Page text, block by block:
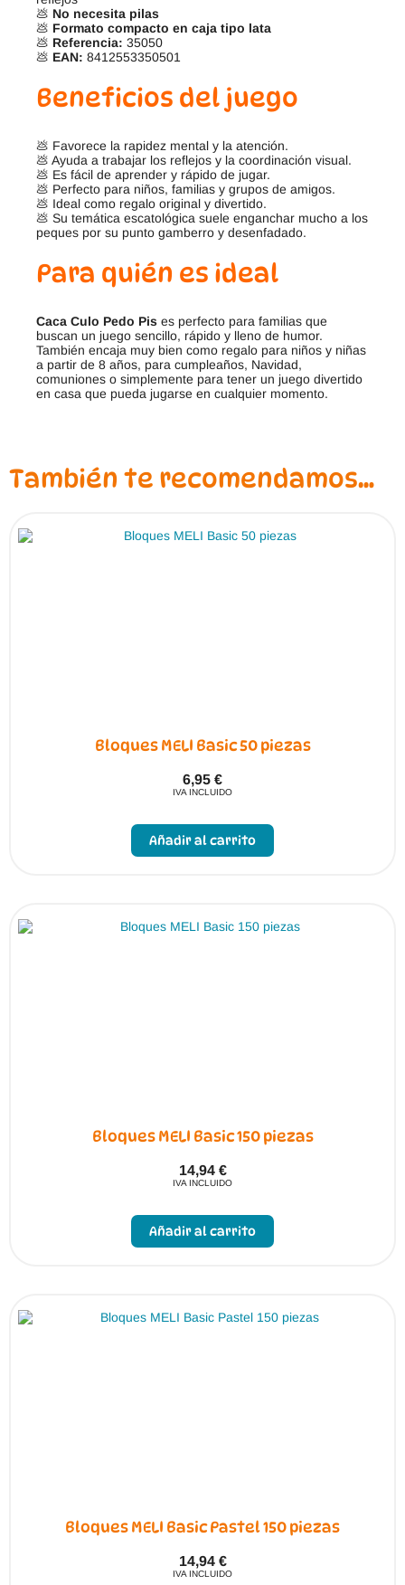
💩 No necesita pilas
💩 Formato compacto en caja tipo lata
💩 Referencia: 35050
💩 EAN: 8412553350501
Beneficios del juego
💩 Favorece la rapidez mental y la atención.
💩 Ayuda a trabajar los reflejos y la coordinación visual.
💩 Es fácil de aprender y rápido de jugar.
💩 Perfecto para niños, familias y grupos de amigos.
💩 Ideal como regalo original y divertido.
💩 Su temática escatológica suele enganchar mucho a los
peques por su punto gamberro y desenfadado.
Para quién es ideal
Caca Culo Pedo Pis es perfecto para familias que
buscan un juego sencillo, rápido y lleno de humor.
También encaja muy bien como regalo para niños y niñas
a partir de 8 años, para cumpleaños, Navidad,
comuniones o simplemente para tener un juego divertido
en casa que pueda jugarse en cualquier momento.
También te recomendamos…
Bloques MELI Basic 50 piezas
6,95 €
IVA INCLUIDO
Añadir al carrito
Bloques MELI Basic 150 piezas
14,94 €
IVA INCLUIDO
Añadir al carrito
Bloques MELI Basic Pastel 150 piezas
14,94 €
IVA INCLUIDO